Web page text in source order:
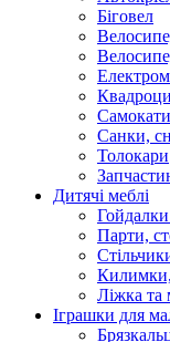
Біговел
Самокати
Санки,
Толокари
Дитячі меблі
Парти,
Ліжка та
Іграшки для